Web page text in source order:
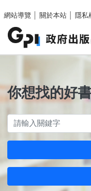
網站導覽
關於本站 隱私
你想找的好